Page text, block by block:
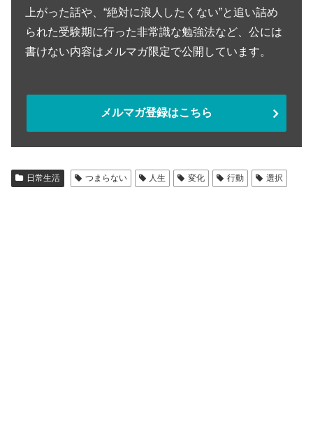
上がった話や、“絶対に浪人したくない”と追い詰め
られた受験期に行った非常識な勉強法など、公には
書けない内容はメルマガ限定で公開しています。
メルマガ登録はこちら
日常生活 つまらない 人生 変化 行動 選択